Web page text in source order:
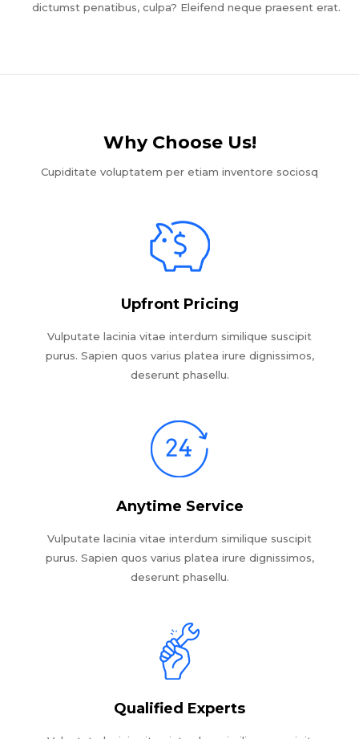
dictumst penatibus, culpa? Eleifend neque praesent erat.
Why Choose Us!​
Cupiditate voluptatem per etiam inventore sociosq
Upfront Pricing
Vulputate lacinia vitae interdum similique suscipit
purus. Sapien quos varius platea irure dignissimos,
deserunt phasellu.
Anytime Service
Vulputate lacinia vitae interdum similique suscipit
purus. Sapien quos varius platea irure dignissimos,
deserunt phasellu.
Qualified Experts